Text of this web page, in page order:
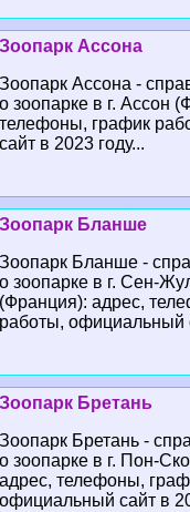
Зоопарк Ассона
Зоопарк Ассона -
о зоопарке в г. Ассон
телефоны, график
сайт в 2023 году...
Зоопарк Бланше
Зоопарк Бланше -
о зоопарке в г. Сен-
(Франция): адрес,
работы, официальный
Зоопарк Бретань
Зоопарк Бретань -
о зоопарке в г. Пон-
адрес, телефоны,
официальный сайт в